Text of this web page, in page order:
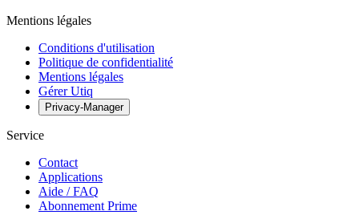
Mentions légales
Conditions d'utilisation
Politique de confidentialité
Mentions légales
Gérer Utiq
Privacy-Manager
Service
Contact
Applications
Aide / FAQ
Abonnement Prime